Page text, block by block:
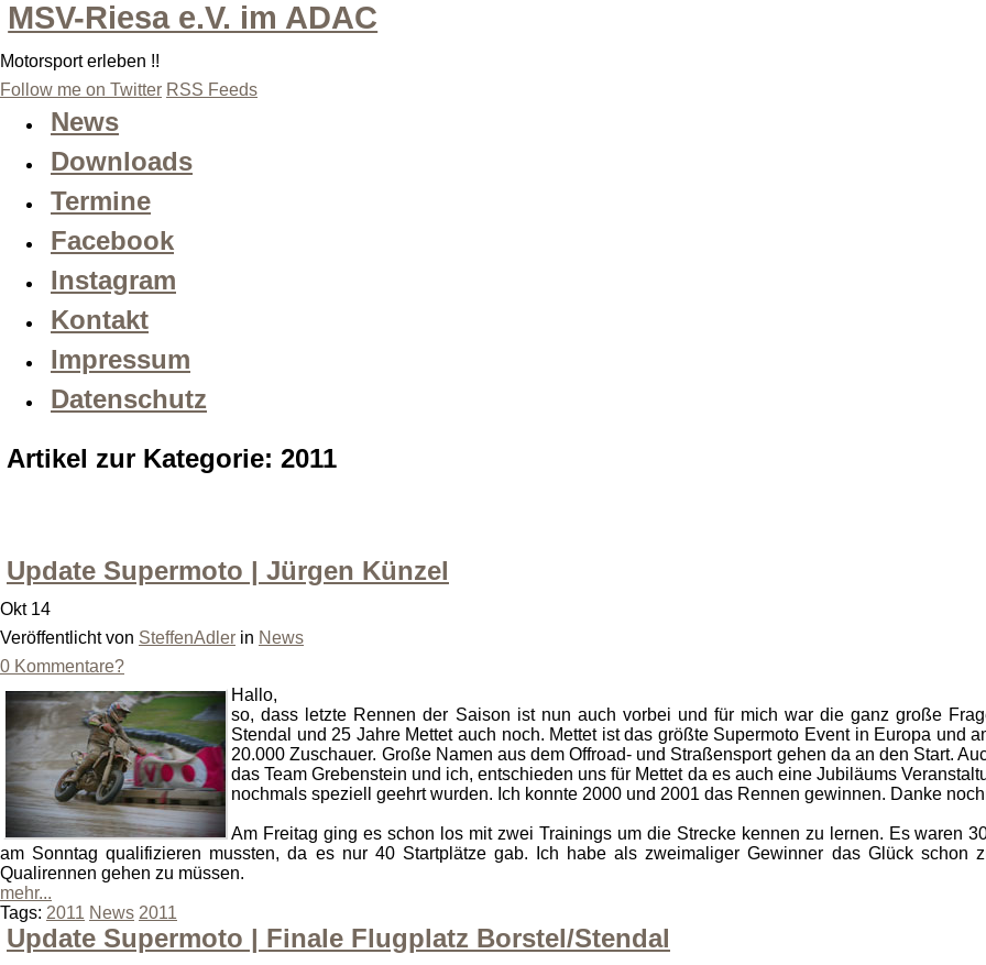
MSV-Riesa e.V. im ADAC
Motorsport erleben !!
Follow me on Twitter RSS Feeds
News
Downloads
Termine
Facebook
Instagram
Kontakt
Impressum
Datenschutz
Artikel zur Kategorie: 2011
Update Supermoto | Jürgen Künzel
Okt 14
Veröffentlicht von SteffenAdler in News
0 Kommentare?
Hallo,
so, dass letzte Rennen der Saison ist nun auch vorbei und für mich war die ganz große
Stendal und 25 Jahre Mettet auch noch. Mettet ist das größte Supermoto Event in Europa und
20.000 Zuschauer. Große Namen aus dem Offroad- und Straßensport gehen da an den Start.
das Team Grebenstein und ich, entschieden uns für Mettet da es auch eine Jubiläums
nochmals speziell geehrt wurden. Ich konnte 2000 und 2001 das Rennen gewinnen. Danke
Am Freitag ging es schon los mit zwei Trainings um die Strecke kennen zu lernen. Es waren
am Sonntag qualifizieren mussten, da es nur 40 Startplätze gab. Ich habe als zweimaliger Gewinner das Glück
Qualirennen gehen zu müssen.
mehr...
Tags: 2011 News 2011
Update Supermoto | Finale Flugplatz Borstel/Stendal